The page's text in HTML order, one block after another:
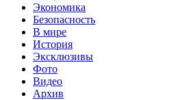
Экономика
Безопасность
В мире
История
Эксклюзивы
Фото
Видео
Архив